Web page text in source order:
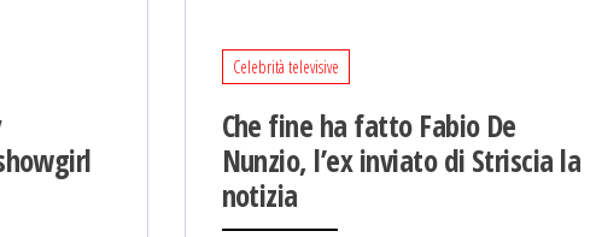
Celebrità televisive
Che fine ha fatto Fabio De
Nunzio, l’ex inviato di Striscia la
notizia